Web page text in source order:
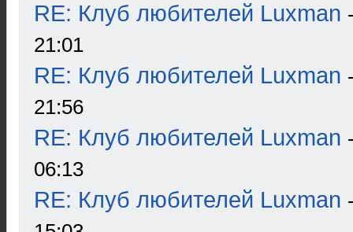
RE: Клуб любителей Luxman
21:01
RE: Клуб любителей Luxman
21:56
RE: Клуб любителей Luxman
06:13
RE: Клуб любителей Luxman